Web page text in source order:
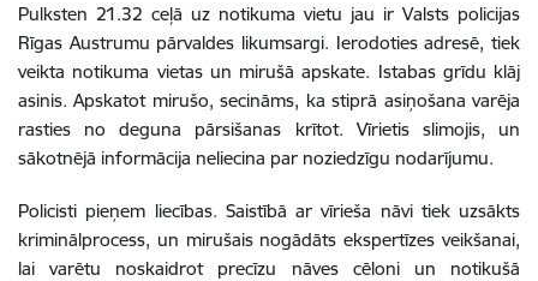
Pulksten 21.32 ceļā uz notikuma vietu jau ir Valsts policijas
Rīgas Austrumu pārvaldes likumsargi. Ierodoties adresē, tiek
veikta notikuma vietas un mirušā apskate. Istabas grīdu klāj
asinis. Apskatot mirušo, secināms, ka stiprā asiņošana varēja
rasties no deguna pārsišanas krītot. Vīrietis slimojis, un
sākotnējā informācija neliecina par noziedzīgu nodarījumu.
Policisti pieņem liecības. Saistībā ar vīrieša nāvi tiek uzsākts
kriminālprocess, un mirušais nogādāts ekspertīzes veikšanai,
lai varētu noskaidrot precīzu nāves cēloni un notikušā